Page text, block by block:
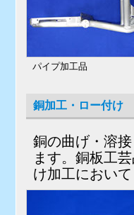
パイプ加工品
銅加工・ロー付け
銅の曲げ・溶
ます。銅板工
け加工におい